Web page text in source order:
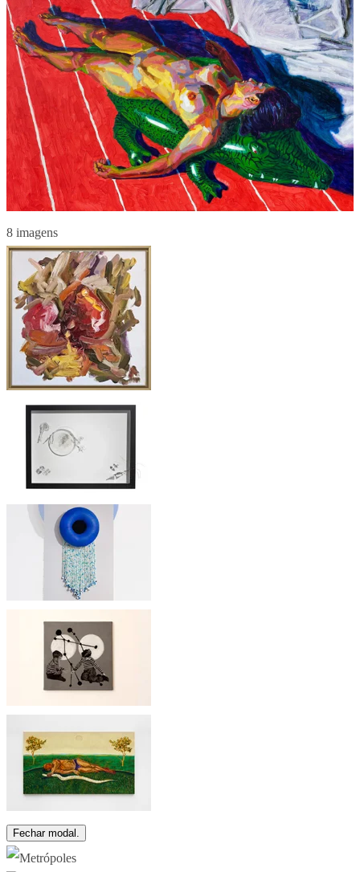
8 imagens
Fechar modal.